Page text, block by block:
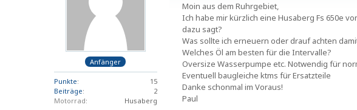
Anfänger
Punkte
15
Beiträge
2
Motorrad
Husaberg
Moin aus dem Ruhrgebiet,
Ich habe mir kürzlich eine Husaberg Fs 650e
dazu sagt?
Was sollte ich erneuern oder drauf achten
Welches Öl am besten für die Intervalle?
Oversize Wasserpumpe etc. Notwendig für
Eventuell baugleiche ktms für Ersatzteile
Danke schonmal im Voraus!
Paul